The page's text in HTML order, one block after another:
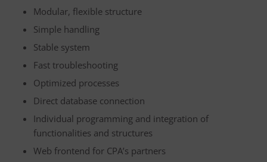
Modular, flexible structure
Simple handling
Stable system
Fast troubleshooting
Optimized processes
Direct database connection
Individual programming and integration of
functionalities and structures
Web frontend for CPA’s partners